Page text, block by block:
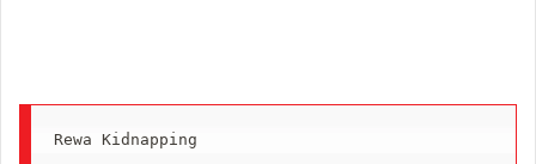
Rewa Kidnapping